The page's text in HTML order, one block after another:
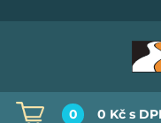
0 0 Kč s